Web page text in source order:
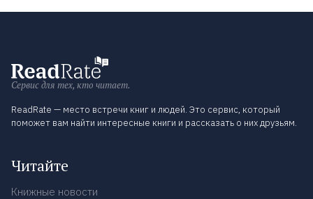
Сервис для тех, кто читает.
ReadRate — место встречи книг и людей. Это сервис, который
поможет вам найти интересные книги и рассказать о них друзьям.
Читайте
Книжные новости